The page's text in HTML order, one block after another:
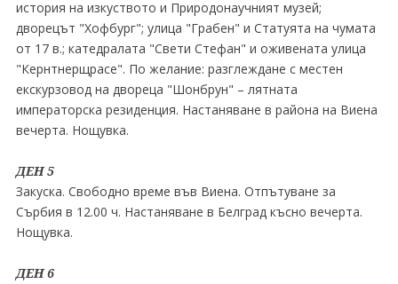
история на изкуството и Природонаучният музей;
дворецът "Хофбург"; улица "Грабен" и Статуята на чумата
от 17 в.; катедралата "Свети Стефан" и оживената улица
"Кернтнерщрасе". По желание: разглеждане с местен
екскурзовод на двореца "Шонбрун" – лятната
императорска резиденция. Настаняване в района на Виена
вечерта. Нощувка.
ДЕН 5
Закуска. Свободно време във Виена. Отпътуване за
Сърбия в 12.00 ч. Настаняване в Белград късно вечерта.
Нощувка.
ДЕН 6